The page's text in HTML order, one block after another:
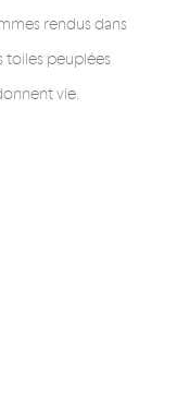
rendus dans
toiles peuplées
vie.